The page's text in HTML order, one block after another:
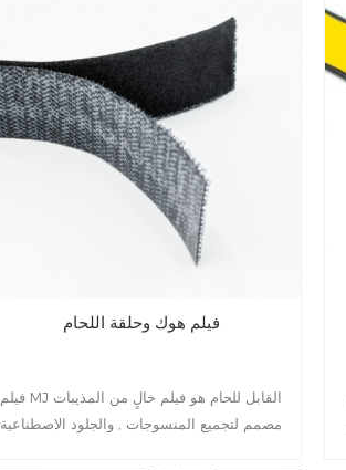
فيلم هوك وحلقة اللحام
فيلم MJ القابل للحام هو فيلم خالٍ من المذيبات
مصمم لتجميع المنسوجات , والجلود الاصطناعية